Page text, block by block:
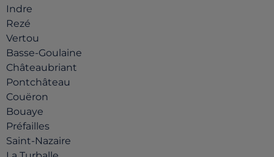
Indre
Rezé
Vertou
Basse-Goulaine
Châteaubriant
Pontchâteau
Couëron
Bouaye
Préfailles
Saint-Nazaire